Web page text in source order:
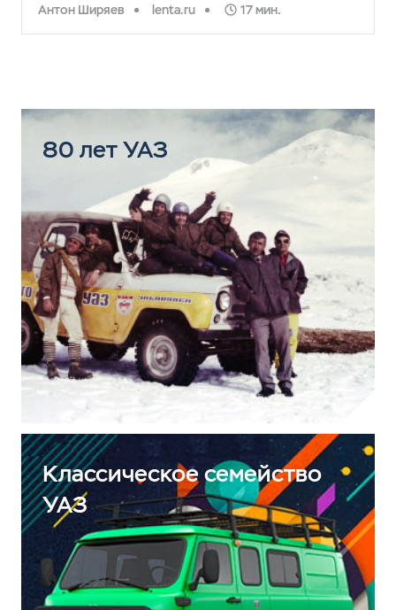
Антон Ширяев lenta.ru 17 мин.
80 лет УАЗ
Классическое семейство
УАЗ